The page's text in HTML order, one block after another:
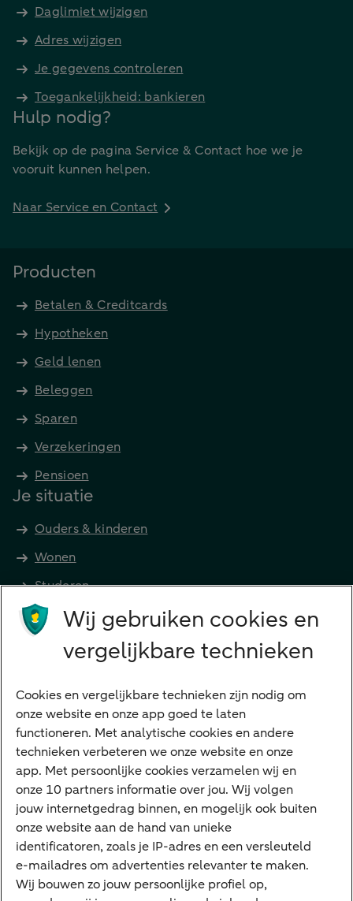
Daglimiet wijzigen
Adres wijzigen
Je gegevens controleren
Toegankelijkheid: bankieren
Hulp nodig?
Bekijk op de pagina Service & Contact hoe we je
vooruit kunnen helpen.
Naar Service en Contact
Producten
Betalen & Creditcards
Hypotheken
Geld lenen
Beleggen
Sparen
Verzekeringen
Pensioen
Je situatie
Ouders & kinderen
Wonen
Studeren
Preferred Banking
Digitale diensten
Internet Bankieren
ABN AMRO app
Tikkie
Apple Pay
Google Pay
Veilig bankieren
Meest gezocht
Wij gebruiken cookies en
vergelijkbare technieken
Cookies en vergelijkbare technieken zijn nodig om
onze website en onze app goed te laten
functioneren. Met analytische cookies en andere
technieken verbeteren we onze website en onze
app. Met persoonlijke cookies verzamelen wij en
onze 10 partners informatie over jou. Wij volgen
jouw internetgedrag binnen, en mogelijk ook buiten
onze website aan de hand van unieke
identificatoren, zoals je IP-adres en een versleuteld
e-mailadres om advertenties relevanter te maken.
Wij bouwen zo jouw persoonlijke profiel op,